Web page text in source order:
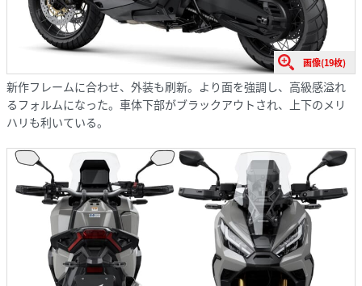
画像(19枚)
新作フレームに合わせ、外装も刷新。より面を強調し、高級感溢れ
るフォルムになった。車体下部がブラックアウトされ、上下のメリ
ハリも利いている。